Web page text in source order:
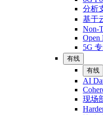
分析
基于
Non-
Open
5G
有线
有线
AI
现场